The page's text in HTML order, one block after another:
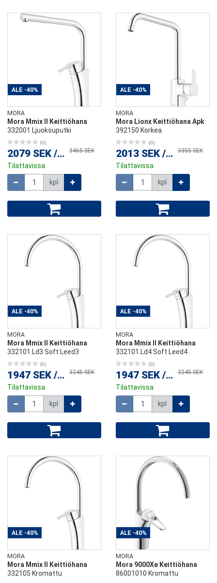
ALE -40%
MORA
Mora Mmix II Keittiöhana
332001 Ljuoksuputki
(0)
2079 SEK / kpl3465 SEK
Tilattavissa
kpl
ALE -40%
MORA
Mora Lionx Keittiöhana Apk
392150 Korkea
(0)
2013 SEK / kpl3355 SEK
Tilattavissa
kpl
ALE -40%
MORA
Mora Mmix II Keittiöhana
332101.Ld3 Soft Leed3
(0)
1947 SEK / kpl3245 SEK
Tilattavissa
kpl
ALE -40%
MORA
Mora Mmix II Keittiöhana
332101.Ld4 Soft Leed4
(0)
1947 SEK / kpl3245 SEK
Tilattavissa
kpl
ALE -40%
MORA
Mora Mmix II Keittiöhana
332105 Kromattu
ALE -40%
MORA
Mora 9000Xe Keittiöhana
86001010 Kromattu